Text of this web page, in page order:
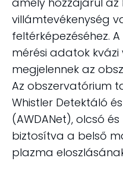
villámtevékenység
feltérképezéséhez.
mérési adatok
megjelennek az
Az obszervatórium
Whistler Detektáló
(AWDANet), olcsó
biztosítva a belső
plazma